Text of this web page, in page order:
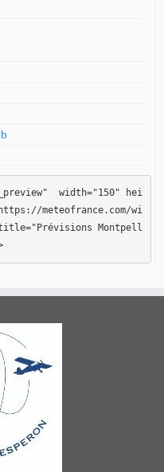
width="150" hei
meteofrance.com/wi
title="Prévisions Montpell